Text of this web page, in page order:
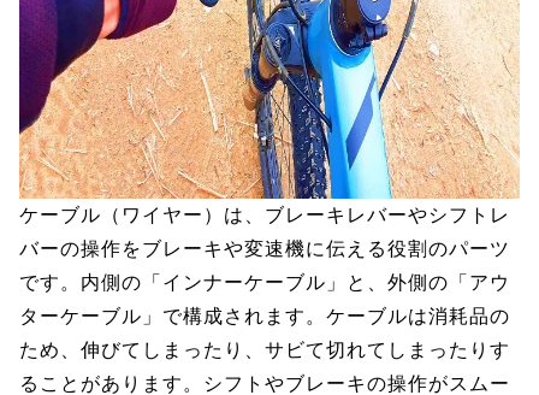
ケーブル（ワイヤー）は、ブレーキレバーやシフトレ
バーの操作をブレーキや変速機に伝える役割のパーツ
です。内側の「インナーケーブル」と、外側の「アウ
ターケーブル」で構成されます。ケーブルは消耗品の
ため、伸びてしまったり、サビて切れてしまったりす
ることがあります。シフトやブレーキの操作がスムー